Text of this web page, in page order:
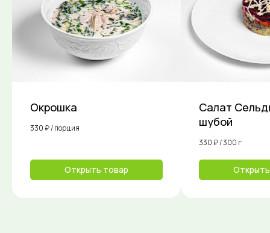
Окрошка
330 ₽ / порция
Открыть товар
Салат
шубой
330 ₽ / 300 г
Оплата
Доставка